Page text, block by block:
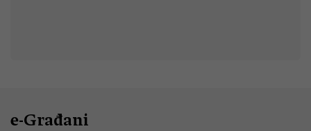
e-Građani